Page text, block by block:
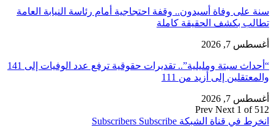
سنة على وفاة أسيدون.. وقفة احتجاجية أمام رئاسة النيابة العامة
تطالب بكشف الحقيقة كاملة
أغسطس 7, 2026
“أحداث سبتة ومليلية”.. تقديرات حقوقية ترفع عدد الوفيات إلى 141
والمعتقلين إلى أزيد من 111
أغسطس 7, 2026
Prev Next 1 of 512
انخرط في قناة الشبكة
Subscribers Subscribe